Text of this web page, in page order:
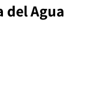
del Agua